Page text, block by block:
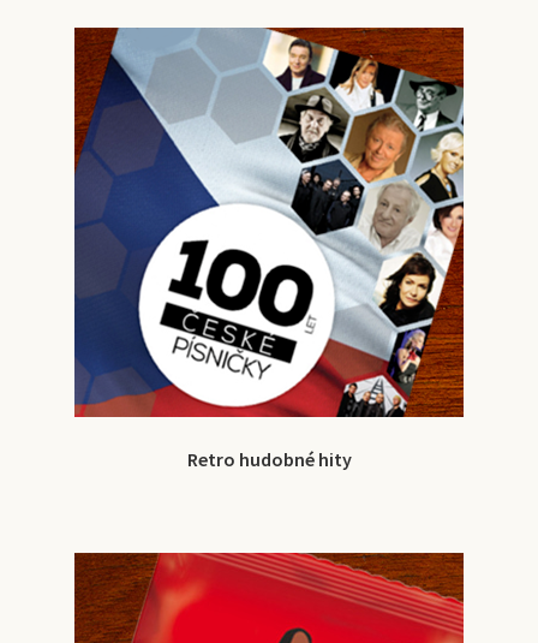
Retro hudobné hity